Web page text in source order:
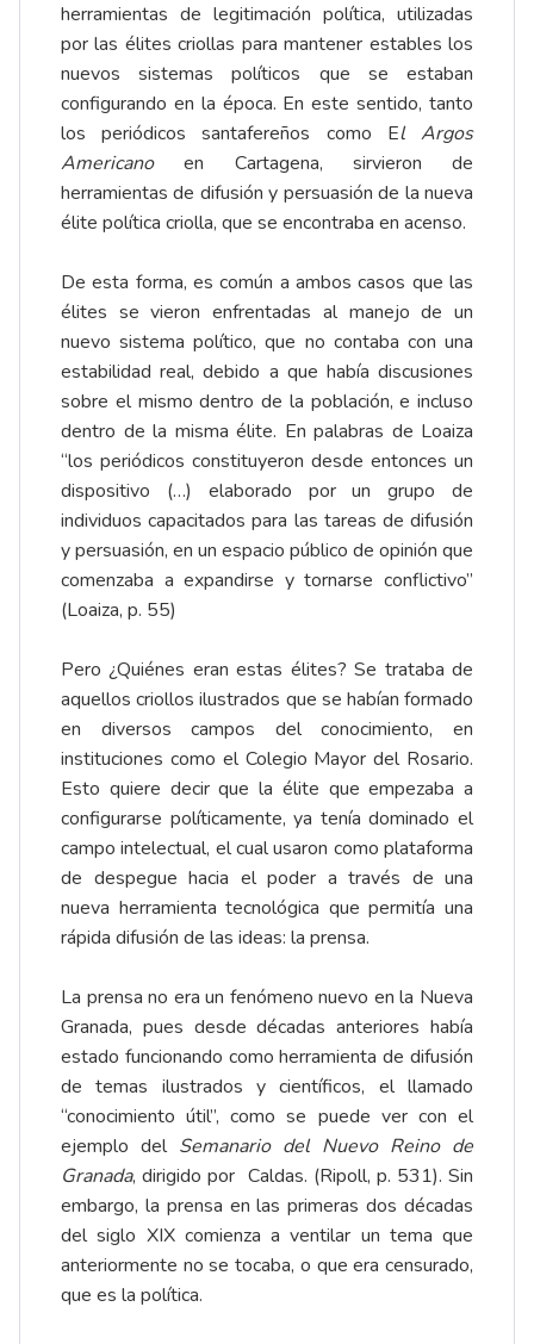
herramientas de legitimación política, utilizadas
por las élites criollas para mantener estables los
nuevos sistemas políticos que se estaban
configurando en la época. En este sentido, tanto
los periódicos santafereños como El Argos
Americanoen Cartagena, sirvieron de
herramientas de difusión y persuasión de la nueva
élite política criolla, que se encontraba en acenso.
De esta forma, es común a ambos casos que las
élites se vieron enfrentadas al manejo de un
nuevo sistema político, que no contaba con una
estabilidad real, debido a que había discusiones
sobre el mismo dentro de la población, e incluso
dentro de la misma élite. En palabras de Loaiza
“los periódicos constituyeron desde entonces un
dispositivo (…) elaborado por un grupo de
individuos capacitados para las tareas de difusión
y persuasión, en un espacio público de opinión que
comenzaba a expandirse y tornarse conflictivo”
(Loaiza, p. 55)
Pero ¿Quiénes eran estas élites? Se trataba de
aquellos criollos ilustrados que se habían formado
en diversos campos del conocimiento, en
instituciones como el Colegio Mayor del Rosario.
Esto quiere decir que la élite que empezaba a
configurarse políticamente, ya tenía dominado el
campo intelectual, el cual usaron como plataforma
de despegue hacia el poder a través de una
nueva herramienta tecnológica que permitía una
rápida difusión de las ideas: la prensa.
La prensa no era un fenómeno nuevo en la Nueva
Granada, pues desde décadas anteriores había
estado funcionando como herramienta de difusión
de temas ilustrados y científicos, el llamado
“conocimiento útil”, como se puede ver con el
ejemplo del Semanario del Nuevo Reino de
Granada, dirigido por Caldas. (Ripoll, p. 531). Sin
embargo, la prensa en las primeras dos décadas
del siglo XIX comienza a ventilar un tema que
anteriormente no se tocaba, o que era censurado,
que es la política.